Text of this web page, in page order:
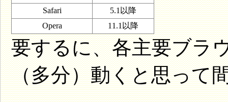
Safari
5.1以降
Opera
11.1以降
要するに、各主要ブラ
（多分）動くと思って